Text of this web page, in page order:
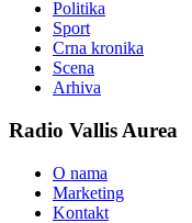
Politika
Sport
Crna kronika
Scena
Arhiva
Radio Vallis Aurea
O nama
Marketing
Kontakt